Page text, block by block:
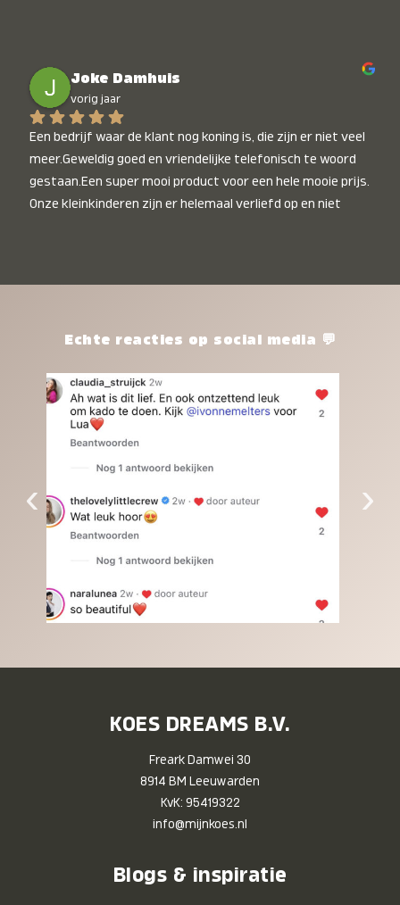
Joke Damhuis
vorig jaar
Een bedrijf waar de klant nog koning is, die zijn er niet veel
meer.Geweldig goed en vriendelijke telefonisch te woord
gestaan.Een super mooi product voor een hele mooie prijs.
Onze kleinkinderen zijn er helemaal verliefd op en niet
het waard.Echte reacties op social media 💬
‹ ›
KOES DREAMS B.V.
Freark Damwei 30
8914 BM Leeuwarden
KvK: 95419322
info@mijnkoes.nl
Blogs & inspiratie